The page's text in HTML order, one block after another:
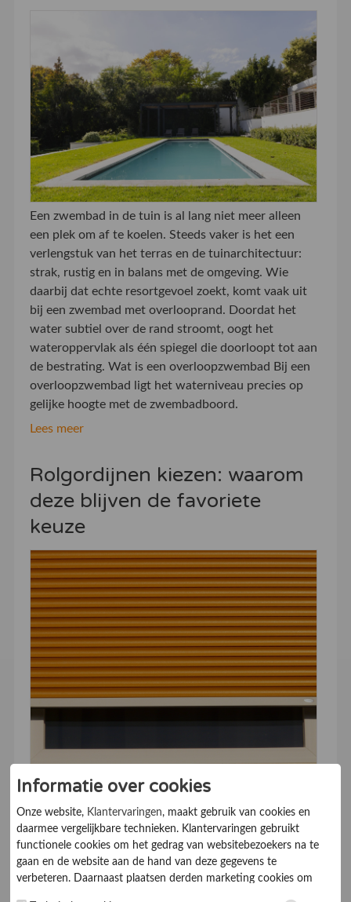
Een zwembad in de tuin is al lang niet meer alleen
een plek om af te koelen. Steeds vaker is het een
verlengstuk van het terras en de tuinarchitectuur:
strak, rustig en in balans met de omgeving. Wie
daarbij dat echte resortgevoel zoekt, komt vaak uit
bij een zwembad met overlooprand. Doordat het
water subtiel over de rand stroomt, oogt het
wateroppervlak als één spiegel die doorloopt tot aan
de bestrating. Wat is een overloopzwembad Bij een
overloopzwembad ligt het waterniveau precies op
gelijke hoogte met de zwembadboord.
Lees meer
Rolgordijnen kiezen: waarom
deze blijven de favoriete
keuze
Rolgordijnen zijn in veel Nederlandse huishoudens
eigenlijk zo aantrekkelijk? En hoe kies je het juiste
rolgordijn voor je ruimte? In deze blog duiken we
dieper in waarom rolgordijnen zo'n geweldige optie
zijn en geven we je praktische tips voor het kiezen
Informatie over cookies
Onze website, Klantervaringen, maakt gebruik van cookies en
daarmee vergelijkbare technieken. Klantervaringen gebruikt
functionele cookies om het gedrag van websitebezoekers na te
gaan en de website aan de hand van deze gegevens te
verbeteren. Daarnaast plaatsen derden marketing cookies om